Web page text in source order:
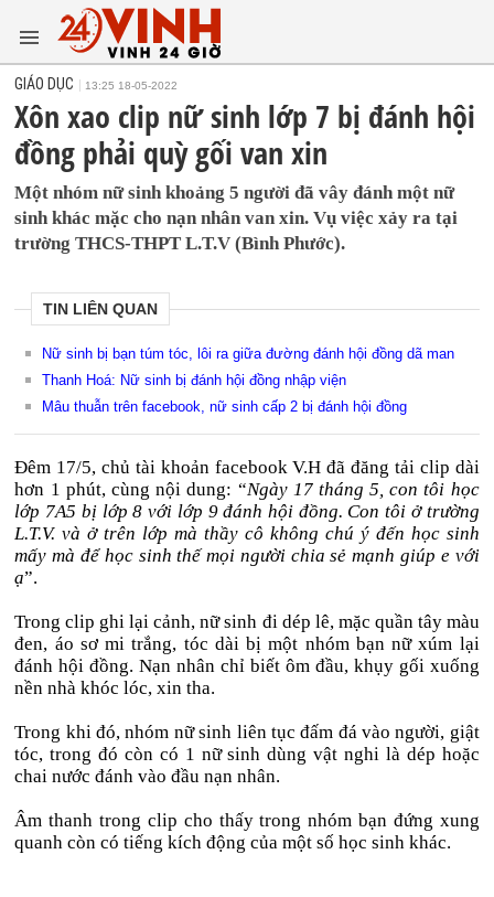
GIÁO DỤC 13:25 18-05-2022
Xôn xao clip nữ sinh lớp 7 bị đánh hội
đồng phải quỳ gối van xin
Một nhóm nữ sinh khoảng 5 người đã vây đánh một nữ
sinh khác mặc cho nạn nhân van xin. Vụ việc xảy ra tại
trường THCS-THPT L.T.V (Bình Phước).
TIN LIÊN QUAN
Nữ sinh bị bạn túm tóc, lôi ra giữa đường đánh hội đồng dã man
Thanh Hoá: Nữ sinh bị đánh hội đồng nhập viện
Mâu thuẫn trên facebook, nữ sinh cấp 2 bị đánh hội đồng
Đêm 17/5, chủ tài khoản facebook V.H đã đăng tải clip dài
hơn 1 phút, cùng nội dung: “Ngày 17 tháng 5, con tôi học
lớp 7A5 bị lớp 8 với lớp 9 đánh hội đồng. Con tôi ở trường
L.T.V. và ở trên lớp mà thầy cô không chú ý đến học sinh
mấy mà để học sinh thế mọi người chia sẻ mạnh giúp e với
ạ”.
Trong clip ghi lại cảnh, nữ sinh đi dép lê, mặc quần tây màu
đen, áo sơ mi trắng, tóc dài bị một nhóm bạn nữ xúm lại
đánh hội đồng. Nạn nhân chỉ biết ôm đầu, khụy gối xuống
nền nhà khóc lóc, xin tha.
Trong khi đó, nhóm nữ sinh liên tục đấm đá vào người, giật
tóc, trong đó còn có 1 nữ sinh dùng vật nghi là dép hoặc
chai nước đánh vào đầu nạn nhân.
Âm thanh trong clip cho thấy trong nhóm bạn đứng xung
quanh còn có tiếng kích động của một số học sinh khác.